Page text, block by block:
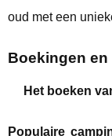
oud met een
Boekingen
Het boeken
Populaire